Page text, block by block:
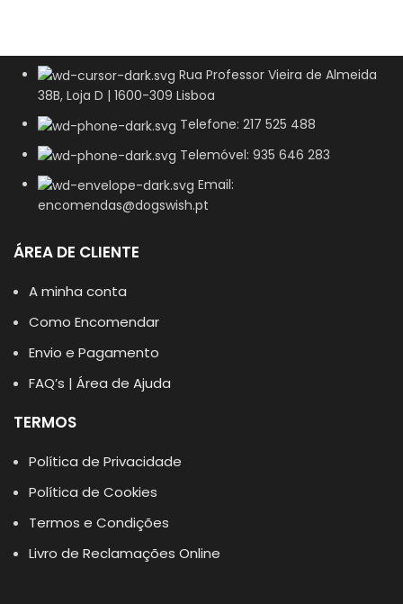
Rua Professor Vieira de Almeida
38B, Loja D | 1600-309 Lisboa
Telefone: 217 525 488
Telemóvel: 935 646 283
Email:
encomendas@dogswish.pt
ÁREA DE CLIENTE
A minha conta
Como Encomendar
Envio e Pagamento
FAQ’s | Área de Ajuda
TERMOS
Política de Privacidade
Política de Cookies
Termos e Condições
Livro de Reclamações Online